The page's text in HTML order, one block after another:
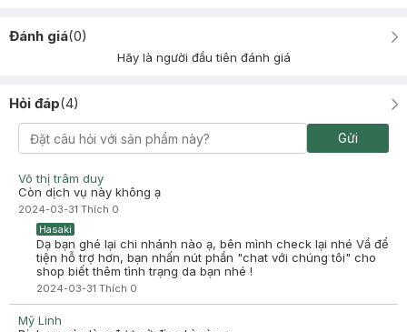
Đánh giá(0)
Hãy là người đầu tiên đánh giá
Hỏi đáp(4)
Gửi
Võ thị trâm duy
Còn dịch vụ này không ạ
2024-03-31 Thích 0
Hasaki
Dạ bạn ghé lại chi nhánh nào ạ, bên mình check lại nhé Vầ để
tiện hỗ trợ hơn, bạn nhấn nút phần "chat với chúng tôi" cho
shop biết thêm tình trạng da bạn nhé !
2024-03-31 Thích 0
Mỹ Linh